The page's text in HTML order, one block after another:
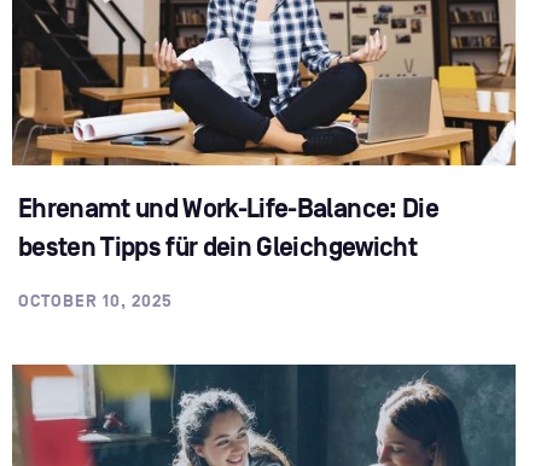
Ehrenamt und Work-Life-Balance: Die
besten Tipps für dein Gleichgewicht
OCTOBER 10, 2025